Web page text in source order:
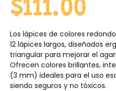
$111.00
Los lápices de colores
12 lápices largos, diseñados
triangular para mejorar el
Ofrecen colores brillantes,
(3 mm) ideales para el uso
siendo seguros y no tóxicos.